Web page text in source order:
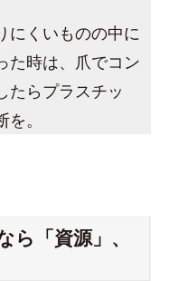
にくいものの中に
た時は、爪でコン
たらプラスチッ
。
ら「資源」、